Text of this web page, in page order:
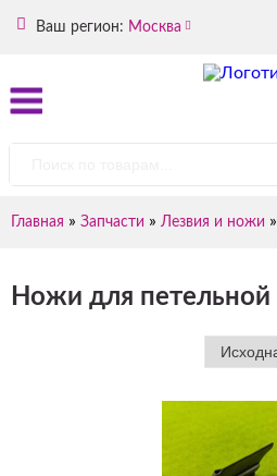
Ваш регион: Москва
Главная » Запчасти » Лезвия и ножи »
Ножи для петельной